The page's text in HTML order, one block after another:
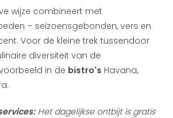
wijze combineert met
– seizoensgebonden, vers en
Voor de kleine trek tussendoor
diversiteit van de
in de bistro's Havana,
Het dagelijkse ontbijt is gratis